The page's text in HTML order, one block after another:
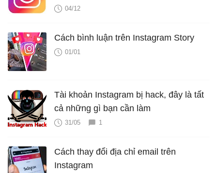
04/12
Cách bình luận trên Instagram Story
01/01
Tài khoản Instagram bị hack, đây là tất
cả những gì bạn cần làm
31/05 1
Cách thay đổi địa chỉ email trên
Instagram